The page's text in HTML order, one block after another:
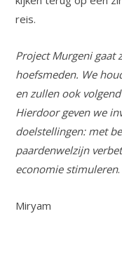
reis.
Project Murgeni gaat
hoefsmeden. We
en zullen ook
Hierdoor geven we
doelstellingen: met
paardenwelzijn
economie stimuleren.
Miryam